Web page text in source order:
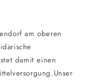
am oberen
damit einen